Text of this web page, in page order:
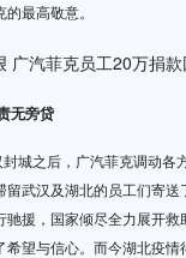
最高敬意。
无旁贷
城之后，广汽菲克调动各
武汉及湖北的员工们寄送
援，国家倾尽全力展开
希望与信心。而今湖北疫